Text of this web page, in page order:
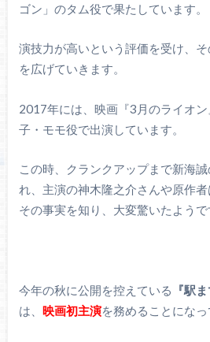
ゴン」のタム役で果たしています。
演技力が高いという評価を受け、
を広げていきます。
2017年には、映画『3月のライオ
子・モモ役で出演しています。
この時、クランクアップまで新海
れ、主演の神木隆之介さんや原作
その事実を知り、大変驚いたようで
今年の秋に公開を控えている 『駅
は、 映画初主演を務めることになっ